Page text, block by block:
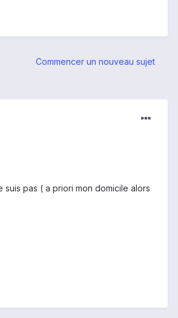
Commencer un nouveau sujet
pas ( a priori mon domicile alors